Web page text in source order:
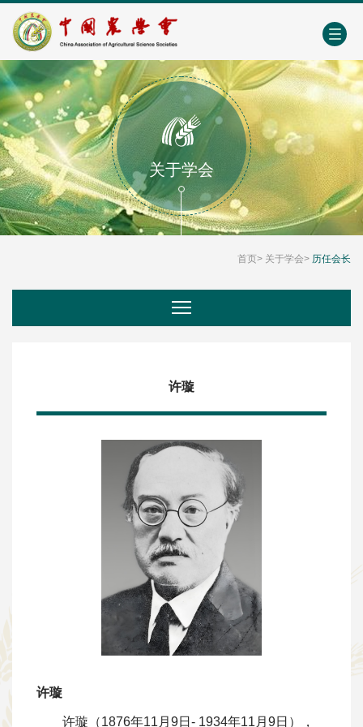
中国农业农村人才网 中心学会门户网
关于学会
首页> 关于学会> 历任会长
许璇
许璇
许璇（1876年11月9日- 1934年11月9日），